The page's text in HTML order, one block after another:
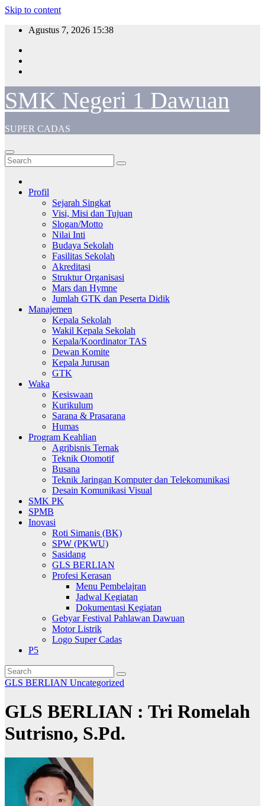
Skip to content
Agustus 7, 2026 15:38
SMK Negeri 1 Dawuan
SUPER CADAS
Profil
Sejarah Singkat
Visi, Misi dan Tujuan
Slogan/Motto
Nilai Inti
Budaya Sekolah
Fasilitas Sekolah
Akreditasi
Struktur Organisasi
Mars dan Hymne
Jumlah GTK dan Peserta Didik
Manajemen
Kepala Sekolah
Wakil Kepala Sekolah
Kepala/Koordinator TAS
Dewan Komite
Kepala Jurusan
GTK
Waka
Kesiswaan
Kurikulum
Sarana & Prasarana
Humas
Program Keahlian
Agribisnis Ternak
Teknik Otomotif
Busana
Teknik Jaringan Komputer dan Telekomunikasi
Desain Komunikasi Visual
SMK PK
SPMB
Inovasi
Roti Simanis (BK)
SPW (PKWU)
Sasidang
GLS BERLIAN
Profesi Kerasan
Menu Pembelajran
Jadwal Kegiatan
Dokumentasi Kegiatan
Gebyar Festival Pahlawan Dawuan
Motor Listrik
Logo Super Cadas
P5
GLS BERLIAN Uncategorized
GLS BERLIAN : Tri Romelah
Sutrisno, S.Pd.